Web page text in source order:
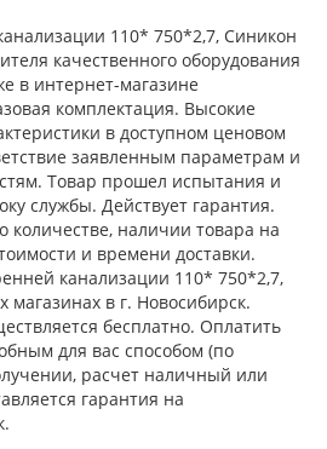
110* 750*2,7, Синикон
качественного оборудования
в интернет-магазине
комплектация. Высокие
в доступном ценовом
заявленным параметрам и
Товар прошел испытания и
службы. Действует гарантия.
наличии товара на
и времени доставки.
канализации 110* 750*2,7,
в г. Новосибирск.
бесплатно. Оплатить
для вас способом (по
расчет наличный или
гарантия на